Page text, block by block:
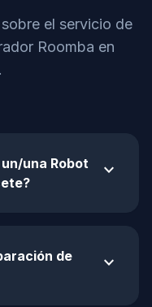
el servicio de
Roomba en
una Robot
expand_more
de
expand_more